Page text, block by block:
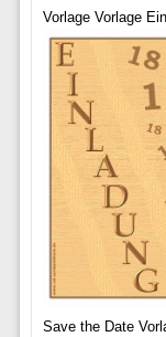
Vorlage Vorlage
Save the Date